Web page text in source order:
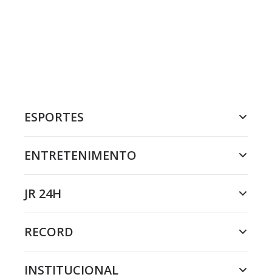
ESPORTES
ENTRETENIMENTO
JR 24H
RECORD
INSTITUCIONAL